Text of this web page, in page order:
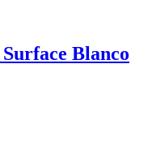
Blanco